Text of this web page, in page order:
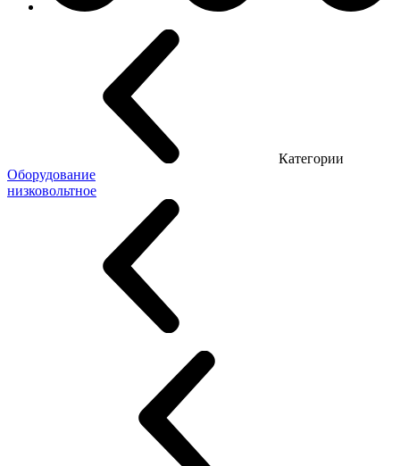
Категории
Оборудование
низковольтное